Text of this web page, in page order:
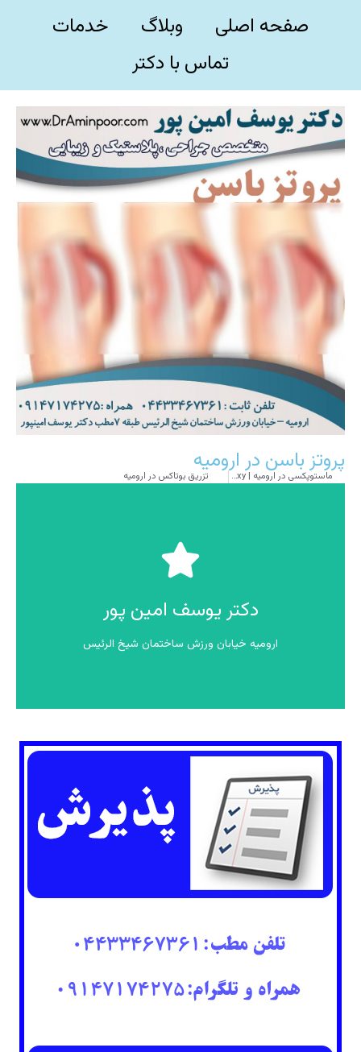
صفحه اصلی وبلاگ
خدمات
تماس با دکتر
پروتز باسن در ارومیه
ماستوپکسی در ارومیه | Mastopexy تزریق بوتاکس در ارومیه
دکتر یوسف امین پور
ارومیه خیابان ورزش ساختمان شیخ الرئیس
دکتر یوسف امین پور
09147174275
تماس بگیرید